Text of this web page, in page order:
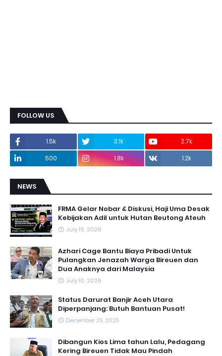
FOLLOW US
1.5k 3.1k
2.7k
500
1.8k 1.2k
NEWS
FRMA Gelar Nobar & Diskusi, Haji Uma Desak
Kebijakan Adil untuk Hutan Beutong Ateuh
July 19, 2026
Azhari Cage Bantu Biaya Pribadi Untuk
Pulangkan Jenazah Warga Bireuen dan
Dua Anaknya dari Malaysia
July 10, 2026
Status Darurat Banjir Aceh Utara
Diperpanjang: Butuh Bantuan Pusat!
December 25, 2025
Dibangun Kios Lima tahun Lalu, Pedagang
Kering Bireuen Tidak Mau Pindah